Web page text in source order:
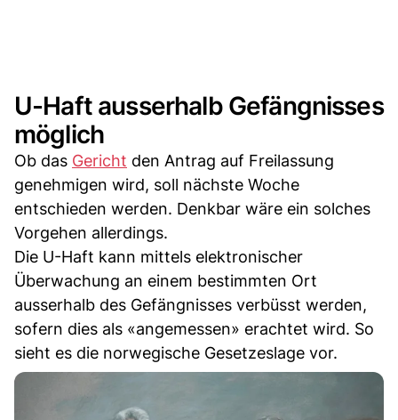
U-Haft ausserhalb Gefängnisses
möglich
Ob das Gericht den Antrag auf Freilassung
genehmigen wird, soll nächste Woche
entschieden werden. Denkbar wäre ein solches
Vorgehen allerdings.
Die U-Haft kann mittels elektronischer
Überwachung an einem bestimmten Ort
ausserhalb des Gefängnisses verbüsst werden,
sofern dies als «angemessen» erachtet wird. So
sieht es die norwegische Gesetzeslage vor.